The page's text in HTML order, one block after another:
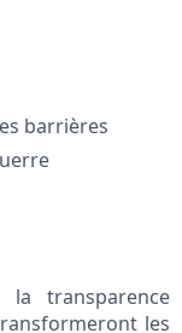
barrières
la transparence
les